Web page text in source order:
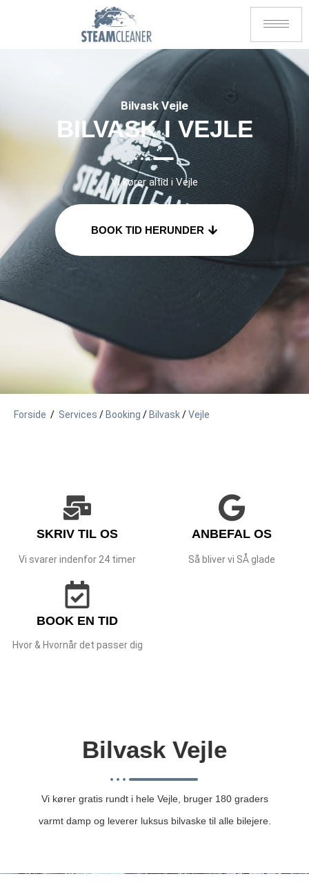
Bilvask Vejle
BILVASK I VEJLE
Vi kører altid i Vejle
BOOK TID HERUNDER
Forside / Services / Booking / Bilvask/Vejle
SKRIV TIL OS
Vi svarer indenfor 24 timer
ANBEFAL OS
Så bliver vi SÅ glade
BOOK EN TID
Hvor & Hvornår det passer dig
Bilvask Vejle
Vi kører gratis rundt i hele Vejle, bruger 180 graders
varmt damp og leverer luksus bilvaske til alle bilejere.